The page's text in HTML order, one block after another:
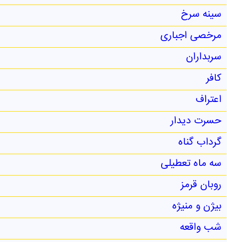
سینه سرخ
مرخصی اجباری
سربداران
کافر
اعتراف
حسرت دیدار
گرداب گناه
سه ماه تعطیلی
روبان قرمز
بیژن و منیژه
شب واقعه